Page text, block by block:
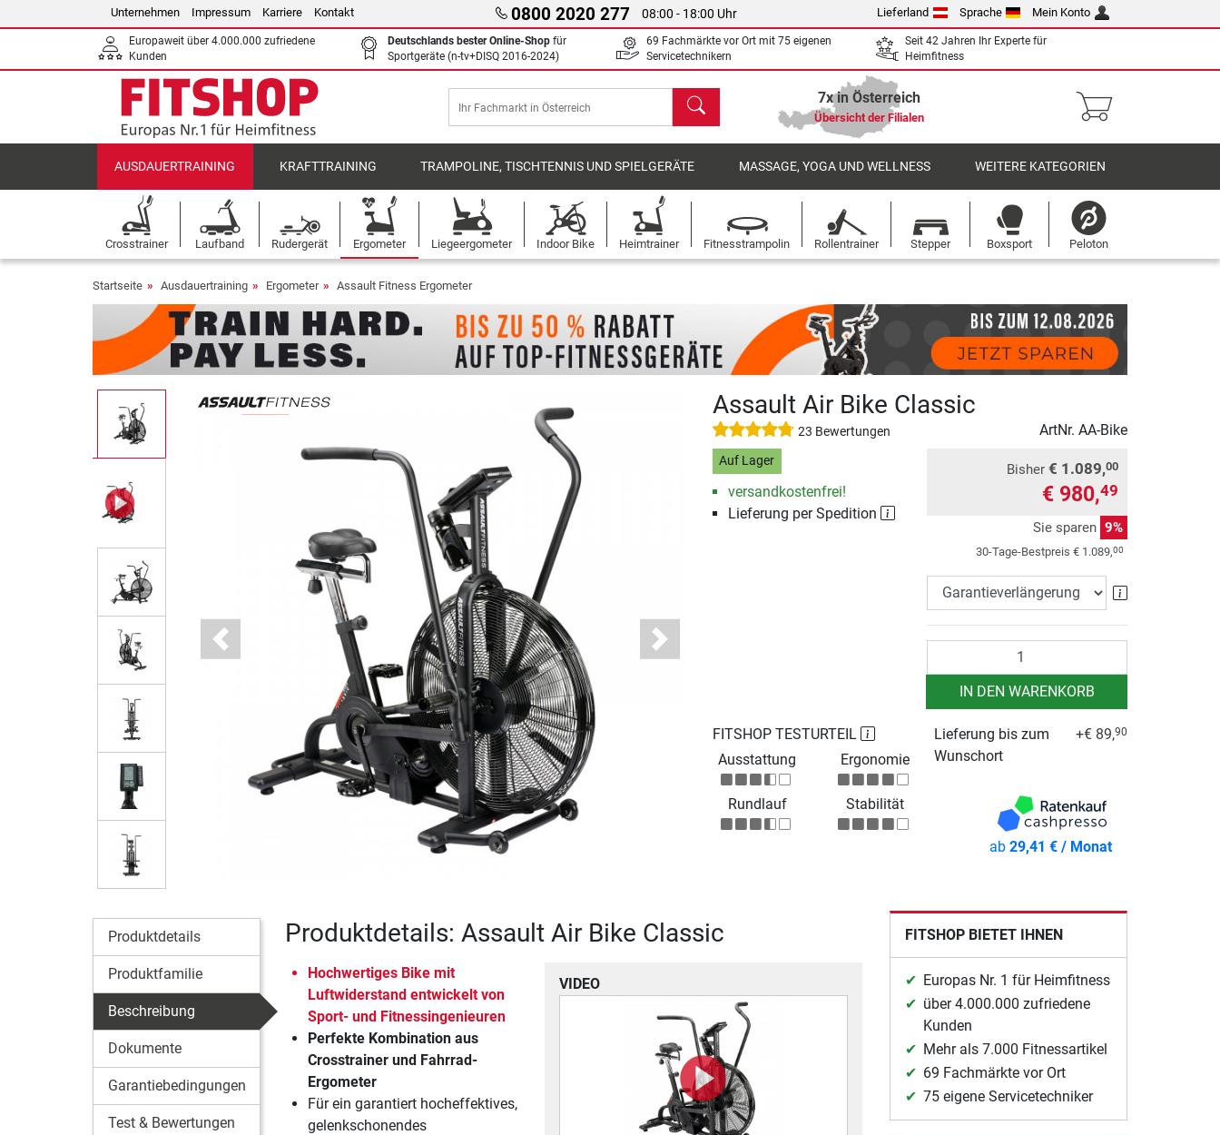
Unternehmen Impressum Karriere Kontakt 0800 2020 277 08:00 - 18:00 Uhr Lieferland Sprache Mein Konto
Europaweit über 4.000.000 zufriedene
Kunden
Deutschlands bester Online-Shop für
Sportgeräte (n-tv+DISQ 2016-2024)
69 Fachmärkte vor Ort mit 75 eigenen
Servicetechnikern
Seit 42 Jahren Ihr Experte für
Heimfitness
Suchen 7x in Österreich
Übersicht der Filialen
AUSDAUERTRAINING KRAFTTRAINING TRAMPOLINE, TISCHTENNIS UND SPIELGERÄTE MASSAGE, YOGA UND WELLNESS WEITERE KATEGORIEN
Crosstrainer Laufband Rudergerät Ergometer Liegeergometer Indoor Bike Heimtrainer Fitnesstrampolin Rollentrainer Stepper Boxsport Peloton
Startseite Ausdauertraining Ergometer Assault Fitness Ergometer
Previous Next
Assault Air Bike Classic
23 Bewertungen ArtNr. AA-Bike
Auf Lager
versandkostenfrei!
Lieferung per Spedition
Bisher € 1.089,00
€ 980,49
Sie sparen 9%
30-Tage-Bestpreis € 1.089,00
IN DEN WARENKORB
FITSHOP TESTURTEIL
Ausstattung
Ergonomie
Rundlauf Stabilität
Lieferung bis zum
Wunschort
+€ 89,90
ab 29,41 € / Monat
Produktdetails
Produktfamilie
Beschreibung
Dokumente
Garantiebedingungen
Test & Bewertungen
Produktdetails: Assault Air Bike Classic
VIDEO
Hochwertiges Bike mit
Luftwiderstand entwickelt von
Sport- und Fitnessingenieuren
Perfekte Kombination aus
Crosstrainer und Fahrrad-
Ergometer
Für ein garantiert hocheffektives,
gelenkschonendes
FITSHOP BIETET IHNEN
Europas Nr. 1 für Heimfitness
über 4.000.000 zufriedene
Kunden
Mehr als 7.000 Fitnessartikel
69 Fachmärkte vor Ort
75 eigene Servicetechniker